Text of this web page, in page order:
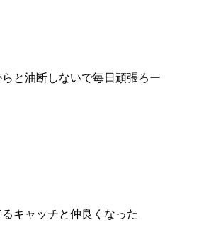
と油断しないで毎日頑張ろー
キャッチと仲良くなった